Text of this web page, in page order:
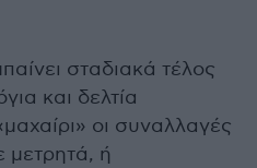
σταδιακά τέλος
και δελτία
οι συναλλαγές
ή